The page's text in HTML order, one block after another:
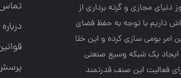
دنياي مجازي و گرته برداري از
داريم با توجه به حفظ فضاي
امر بومي سازي كرده و اين خلا
ايجاد يك شبكه وسيع صنعتي
فعاليت اين صنف قدرتمند
تماس